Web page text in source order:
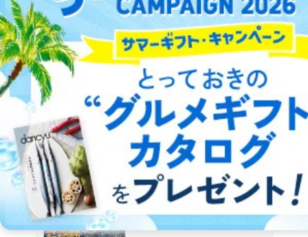
2019/12/25
発売号
2019/02/26
発売号
2017/03/01
発売号
空冷ポルシェ・パーフェクトガイドブック
ネコ･パブリッシング